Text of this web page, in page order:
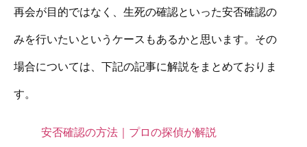
再会が目的ではなく、生死の確認といった安否確認の
みを行いたいというケースもあるかと思います。その
場合については、下記の記事に解説をまとめておりま
す。
安否確認の方法｜プロの探偵が解説